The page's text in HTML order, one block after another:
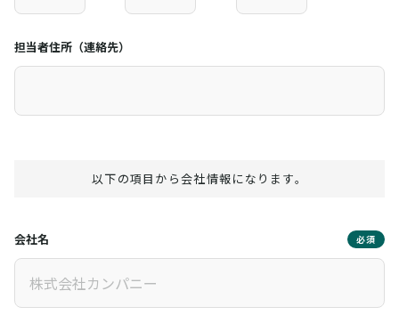
担当者住所（連絡先）
以下の項目から会社情報になります。
会社名 必須